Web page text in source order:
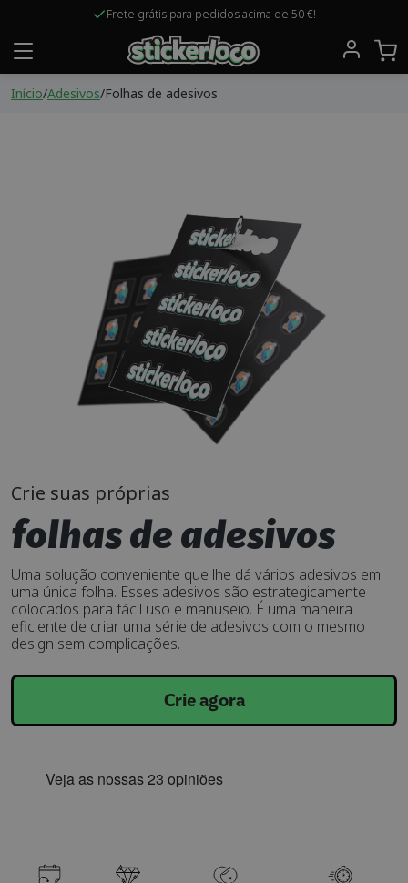
Frete grátis para pedidos acima de 50 €!
Início/Adesivos/Folhas de adesivos
Crie suas próprias
folhas de adesivos
Uma solução conveniente que lhe dá vários adesivos em
uma única folha. Esses adesivos são estrategicamente
colocados para fácil uso e manuseio. É uma maneira
eficiente de criar uma série de adesivos com o mesmo
design sem complicações.
Crie agora